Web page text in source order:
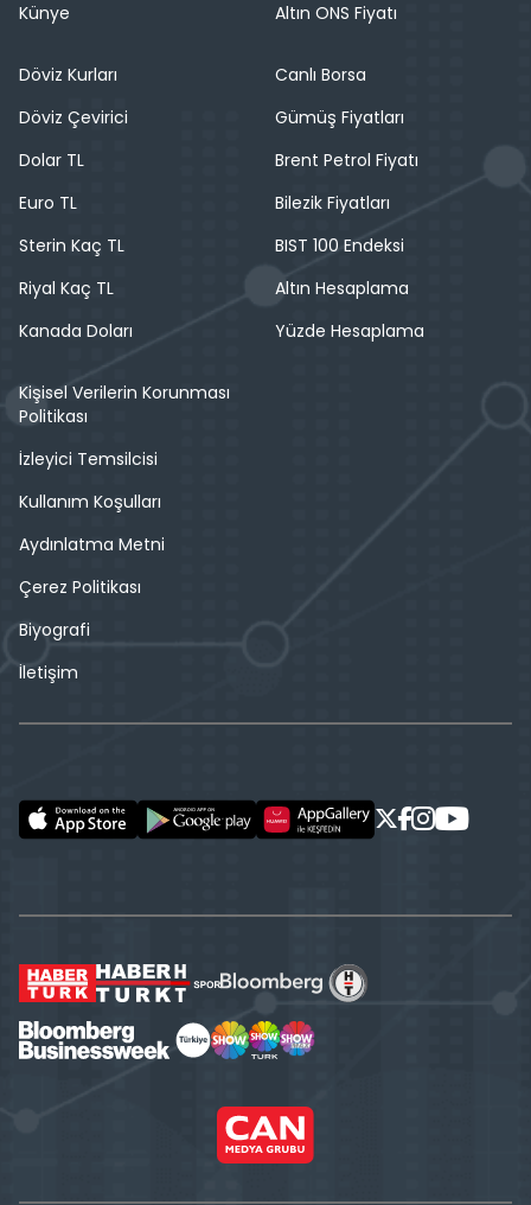
Künye
Altın ONS Fiyatı
Döviz Kurları
Döviz Çevirici
Dolar TL
Euro TL
Sterin Kaç TL
Riyal Kaç TL
Kanada Doları
Canlı Borsa
Gümüş Fiyatları
Brent Petrol Fiyatı
Bilezik Fiyatları
BIST 100 Endeksi
Altın Hesaplama
Yüzde Hesaplama
Kişisel Verilerin Korunması
Politikası
İzleyici Temsilcisi
Kullanım Koşulları
Aydınlatma Metni
Çerez Politikası
Biyografi
İletişim